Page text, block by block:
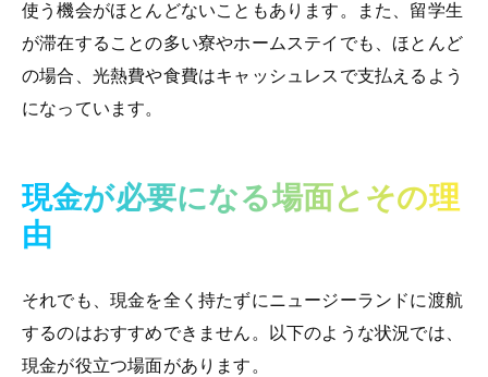
使う機会がほとんどないこともあります。また、留学生
が滞在することの多い寮やホームステイでも、ほとんど
の場合、光熱費や食費はキャッシュレスで支払えるよう
になっています。
現金が必要になる場面とその理
由
それでも、現金を全く持たずにニュージーランドに渡航
するのはおすすめできません。以下のような状況では、
現金が役立つ場面があります。